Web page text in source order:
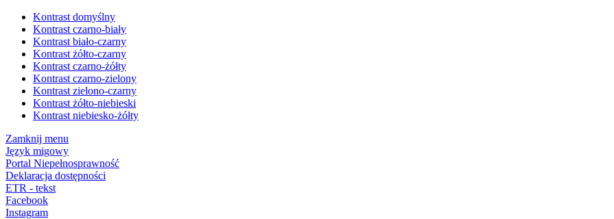
Kontrast domyślny
Kontrast czarno-biały
Kontrast biało-czarny
Kontrast żółto-czarny
Kontrast czarno-żółty
Kontrast czarno-zielony
Kontrast zielono-czarny
Kontrast żółto-niebieski
Kontrast niebiesko-żółty
Zamknij menu
Język migowy
Portal Niepełnosprawność
Deklaracja dostępności
ETR - tekst
Facebook
Instagram